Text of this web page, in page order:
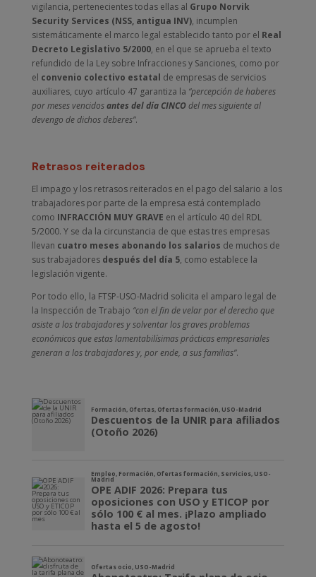
vigilancia, pertenecientes todas ellas al Grupo Norvik
Security Services (NSS, antigua INV), incumplen
sistemáticamente el marco legal establecido tanto por el Real
Decreto Legislativo 5/2000, en el que se aprueba el texto
refundido de la Ley sobre Infracciones y Sanciones, como por
el convenio colectivo estatal de empresas de servicios
auxiliares, cuyo artículo 47 garantiza la “percepción de haberes
por meses vencidosantes del día CINCOdel mes siguiente al
devengo de dichos deberes”.
Retrasos reiterados
El impago y los retrasos reiterados en el pago del salario a los
trabajadores por parte de la empresa está contemplado
como INFRACCIÓN MUY GRAVE en el artículo 40 del RDL
5/2000. Y se da la circunstancia de que estas tres empresas
llevan cuatro meses abonando los salarios de muchos de
sus trabajadores después del día 5, como establece la
legislación vigente.
Por todo ello, la FTSP-USO-Madrid solicita el amparo legal de
la Inspección de Trabajo “con el fin de velar por el derecho que
asiste a los trabajadores y solventar los graves problemas
económicos que estas lamentabilísimas prácticas empresariales
generan a los trabajadores y, por ende, a sus familias”.